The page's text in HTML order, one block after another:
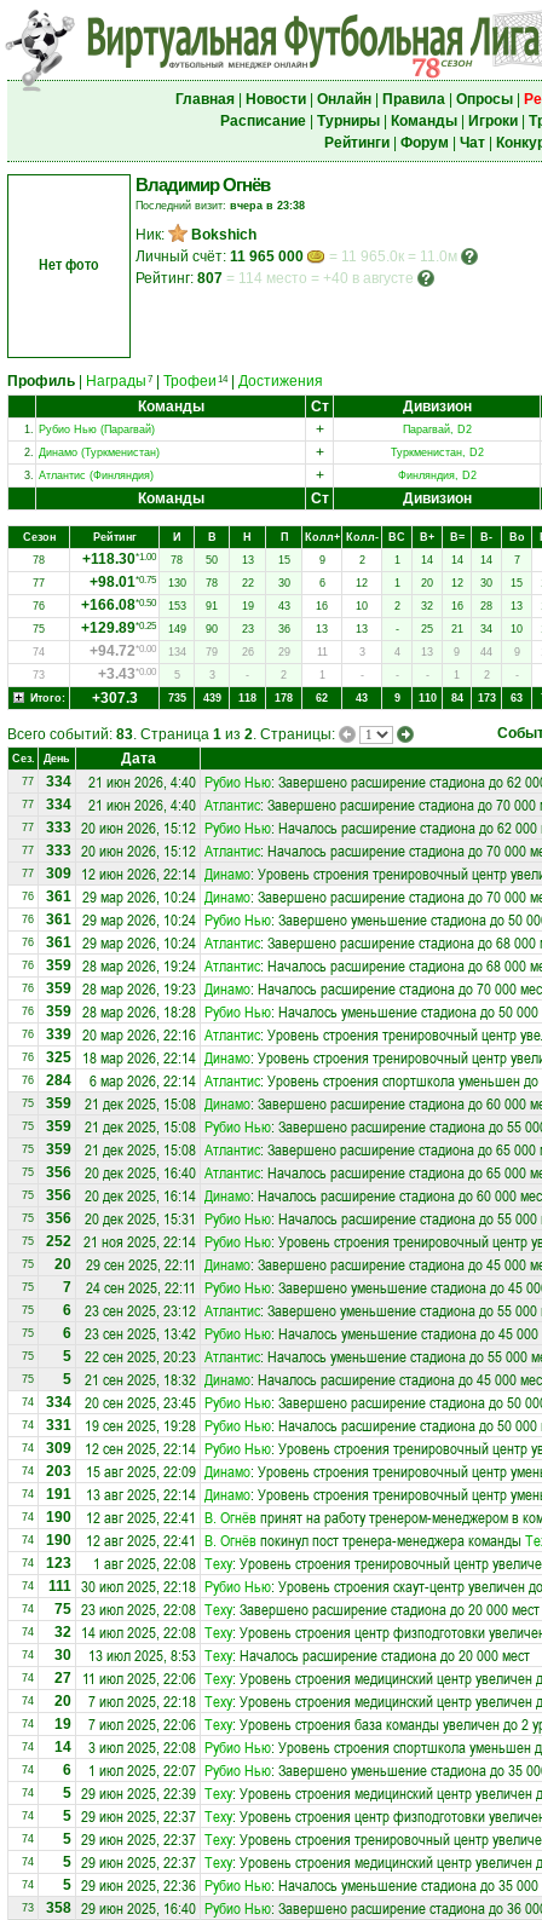
Главная| Новости| Онлайн| Правила| Опросы|
Расписание| Турниры| Команды| Игроки|
Рейтинги| Форум Чат|
Нет фото
Владимир Огнёв
Последний визит: вчера в 23:38
Ник:
Bokshich
Личный счёт: 11 965 000
= 11 965.0к = 11.0м
Рейтинг: 807 = 114 место = +40 в августе
Профиль Награды 7 Трофеи 14| Достижения
Команды
Ст Дивизион
1. Рубио Нью (Парагвай) +
Парагвай, D2
2. Динамо (Туркменистан) +
Туркменистан, D2
3. Атлантис (Финляндия) + Финляндия, D2
Команды Ст Дивизион
Сезон Рейтинг И В Н П Колл+ Колл- ВC В+ В= В- Вo
78
+118.30*1.00 78 50 13 15 9 2 1 14 14 14
7
77
+98.01*0.75 130 78 22 30 6 12 1 20 12 30 15
76
+166.08*0.50 153 91 19 43 16 10 2 32 16 28 13
75
+129.89*0.25 149 90 23 36 13 13 - 25 21 34 10
74
+94.72*0.00 134 79 26 29 11 3 4 13 9 44 9
73
+3.43*0.00 5 3 - 2 1 - - - 1 2
-
Итого:
+307.3 735 439 118 178 62 43 9 110 84 173 63
Всего событий: 83. Страница 1 из 2. Страницы:
Сез. День Дата
77 334 21 июн 2026, 4:40 Рубио Нью: Завершено расширение стадиона до 62
77 334 21 июн 2026, 4:40 Атлантис: Завершено расширение стадиона до 70 000
77 333 20 июн 2026, 15:12 Рубио Нью: Началось расширение стадиона до 62 000
77 333 20 июн 2026, 15:12 Атлантис: Началось расширение стадиона до 70 000
77 309 12 июн 2026, 22:14 Динамо: Уровень строения тренировочный центр
76 361 29 мар 2026, 10:24 Динамо: Завершено расширение стадиона до 70 000
76 361 29 мар 2026, 10:24 Рубио Нью: Завершено уменьшение стадиона до 50
76 361 29 мар 2026, 10:24 Атлантис: Завершено расширение стадиона до 68 000
76 359 28 мар 2026, 19:24 Атлантис: Началось расширение стадиона до 68 000
76 359 28 мар 2026, 19:23 Динамо: Началось расширение стадиона до 70 000
76 359 28 мар 2026, 18:28 Рубио Нью: Началось уменьшение стадиона до 50 000
76 339 20 мар 2026, 22:16 Атлантис: Уровень строения тренировочный центр
76 325 18 мар 2026, 22:14 Динамо: Уровень строения тренировочный центр
76 284 6 мар 2026, 22:14 Атлантис: Уровень строения спортшкола уменьшен до
75 359 21 дек 2025, 15:08 Динамо: Завершено расширение стадиона до 60 000
75 359 21 дек 2025, 15:08 Рубио Нью: Завершено расширение стадиона до 55
75 359 21 дек 2025, 15:08 Атлантис: Завершено расширение стадиона до 65 000
75 356 20 дек 2025, 16:40 Атлантис: Началось расширение стадиона до 65 000
75 356 20 дек 2025, 16:14 Динамо: Началось расширение стадиона до 60 000
75 356 20 дек 2025, 15:31 Рубио Нью: Началось расширение стадиона до 55 000
75 252 21 ноя 2025, 22:14 Рубио Нью: Уровень строения тренировочный центр
75 20 29 сен 2025, 22:11 Динамо: Завершено расширение стадиона до 45 000
75 7 24 сен 2025, 22:11 Рубио Нью: Завершено уменьшение стадиона до 45
75 6 23 сен 2025, 23:12 Атлантис: Завершено уменьшение стадиона до 55 000
75 6 23 сен 2025, 13:42 Рубио Нью: Началось уменьшение стадиона до 45 000
75 5 22 сен 2025, 20:23 Атлантис: Началось уменьшение стадиона до 55 000
75 5 21 сен 2025, 18:32 Динамо: Началось расширение стадиона до 45 000
74 334 20 сен 2025, 23:45 Рубио Нью: Завершено расширение стадиона до 50
74 331 19 сен 2025, 19:28 Рубио Нью: Началось расширение стадиона до 50 000
74 309 12 сен 2025, 22:14 Рубио Нью: Уровень строения тренировочный центр
74 203 15 авг 2025, 22:09 Динамо: Уровень строения тренировочный центр
74 191 13 авг 2025, 22:14 Динамо: Уровень строения тренировочный центр
74 190 12 авг 2025, 22:41 В. Огнёвпринят на работу тренером-менеджером в
74 190 12 авг 2025, 22:41 В. Огнёвпокинул пост тренера-менеджера команды
74 123 1 авг 2025, 22:08 Теху: Уровень строения тренировочный центр
74 111 30 июл 2025, 22:18 Рубио Нью: Уровень строения скаут-центр увеличен
74 75 23 июл 2025, 22:08 Теху: Завершено расширение стадиона до 20 000 мест
74 32 14 июл 2025, 22:08 Теху: Уровень строения центр физподготовки
74 30 13 июл 2025, 8:53 Теху: Началось расширение стадиона до 20 000 мест
74 27 11 июл 2025, 22:06 Теху: Уровень строения медицинский центр увеличен
74 20 7 июл 2025, 22:18 Теху: Уровень строения медицинский центр увеличен
74 19 7 июл 2025, 22:06 Теху: Уровень строения база команды увеличен до 2
74 14 3 июл 2025, 22:08 Рубио Нью: Уровень строения спортшкола уменьшен
74 6 1 июл 2025, 22:07 Рубио Нью: Завершено уменьшение стадиона до 35
74 5 29 июн 2025, 22:39 Теху: Уровень строения медицинский центр увеличен
74 5 29 июн 2025, 22:37 Теху: Уровень строения центр физподготовки
74 5 29 июн 2025, 22:37 Теху: Уровень строения тренировочный центр
74 5 29 июн 2025, 22:37 Теху: Уровень строения медицинский центр увеличен
74 5 29 июн 2025, 22:36 Рубио Нью: Началось уменьшение стадиона до 35 000
73 358 29 июн 2025, 16:40 Рубио Нью: Завершено расширение стадиона до 36